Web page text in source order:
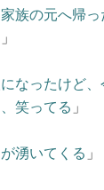
族の元へ帰
」
なったけど
笑ってる 」
湧いてくる 」